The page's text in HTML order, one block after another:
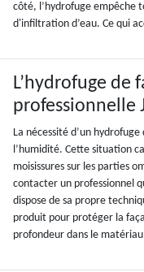
côté, l’hydrofuge empêche
d'infiltration d’eau. Ce qui
L’hydrofuge de
professionnelle
La nécessité d’un
l’humidité. Cette situation
moisissures sur les parties
contacter un professionnel
dispose de sa propre
produit pour protéger la
profondeur dans le